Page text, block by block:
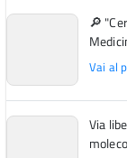
🔎
Vai al
Via